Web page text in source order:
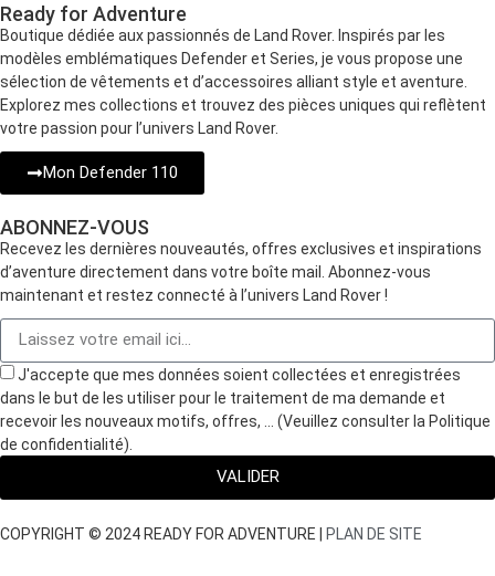
Ready for Adventure
Boutique dédiée aux passionnés de Land Rover. Inspirés par les
modèles emblématiques Defender et Series, je vous propose une
sélection de vêtements et d’accessoires alliant style et aventure.
Explorez mes collections et trouvez des pièces uniques qui reflètent
votre passion pour l’univers Land Rover.
Mon Defender 110
ABONNEZ-VOUS
Recevez les dernières nouveautés, offres exclusives et inspirations
d’aventure directement dans votre boîte mail. Abonnez-vous
maintenant et restez connecté à l’univers Land Rover !
J'accepte que mes données soient collectées et enregistrées
dans le but de les utiliser pour le traitement de ma demande et
recevoir les nouveaux motifs, offres, … (Veuillez consulter la Politique
de confidentialité).
VALIDER
COPYRIGHT © 2024 READY FOR ADVENTURE | PLAN DE SITE